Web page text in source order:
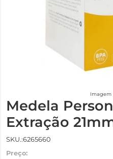
Imagem
Medela
Extração
SKU.:6265660
Preço: